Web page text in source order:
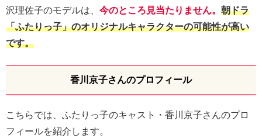
沢理佐子のモデルは、 今のところ見当たりません。 朝ドラ
「ふたりっ子」のオリジナルキャラクターの可能性が高い
です。
香川京子さんのプロフィール
こちらでは、ふたりっ子のキャスト・香川京子さんのプロ
フィールを紹介します。